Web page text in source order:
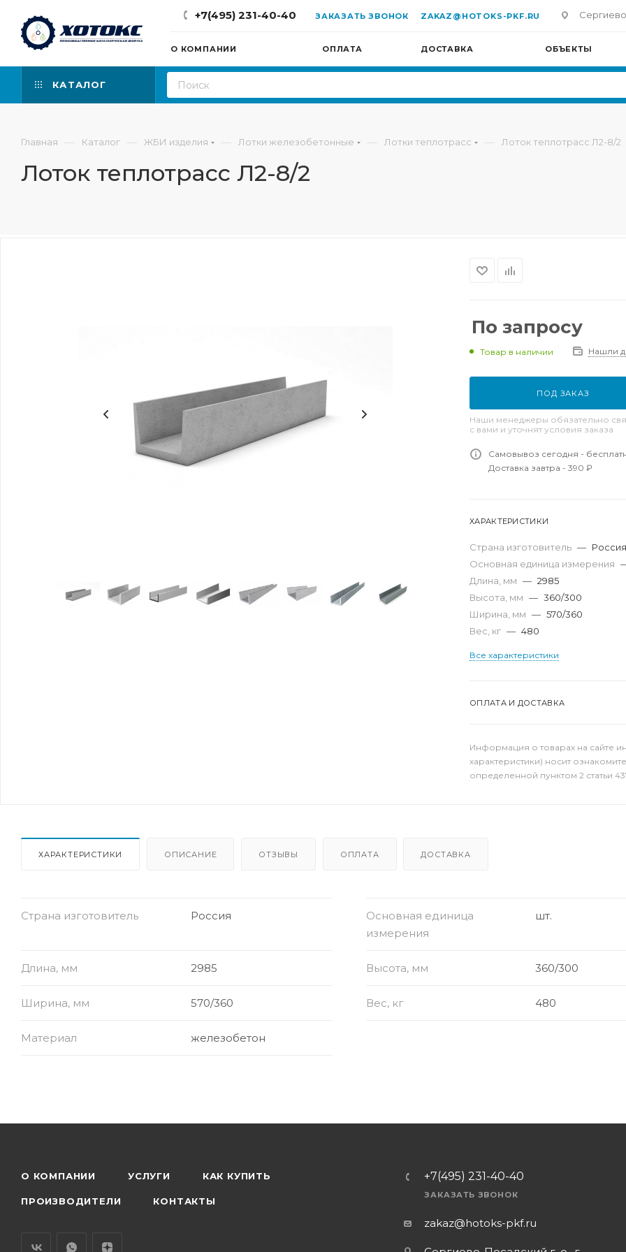
+7(495) 231-40-40 ЗАКАЗАТЬ ЗВОНОК ZAKAZ@HOTOKS-PKF.RU
О КОМПАНИИ ОПЛАТА ДОСТАВКА ОБЪЕКТЫ
КАТАЛОГ
Главная — Каталог — ЖБИ изделия — Лотки железобетонные — Лотки теплотрасс — Лоток теплотрасс Л2-8/2
Лоток теплотрасс Л2-8/2
По запросу
Товар в наличии Нашли
ПОД ЗАКАЗ
Наши менеджеры обязательно
с вами и уточнят условия заказа
Самовывоз сегодня -
Доставка завтра - 390 ₽
ХАРАКТЕРИСТИКИ
Страна изготовитель — Россия
Основная единица измерения
Длина, мм — 2985
Высота, мм — 360/300
Ширина, мм — 570/360
Вес, кг — 480
Все характеристики
ОПЛАТА И ДОСТАВКА
Информация о товарах на сайте
характеристики) носит
определенной пунктом 2 статьи
ХАРАКТЕРИСТИКИ ОПИСАНИЕ ОТЗЫВЫ ОПЛАТА ДОСТАВКА
Страна изготовитель Россия
Основная единица
измерения
шт.
Длина, мм 2985 Высота, мм 360/300
Ширина, мм 570/360 Вес, кг 480
Материал железобетон
О КОМПАНИИ УСЛУГИ КАК КУПИТЬ
ПРОИЗВОДИТЕЛИ КОНТАКТЫ
+7(495) 231-40-40
ЗАКАЗАТЬ ЗВОНОК
zakaz@hotoks-pkf.ru